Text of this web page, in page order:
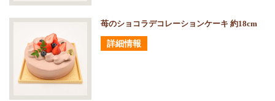
苺のショコラデコレーションケーキ 約18cm
詳細情報